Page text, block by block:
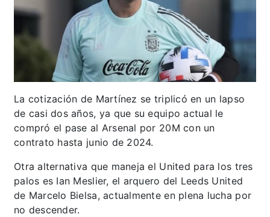
La cotización de Martínez se triplicó en un lapso
de casi dos años, ya que su equipo actual le
compró el pase al Arsenal por 20M con un
contrato hasta junio de 2024.
Otra alternativa que maneja el United para los tres
palos es Ian Meslier, el arquero del Leeds United
de Marcelo Bielsa, actualmente en plena lucha por
no descender.